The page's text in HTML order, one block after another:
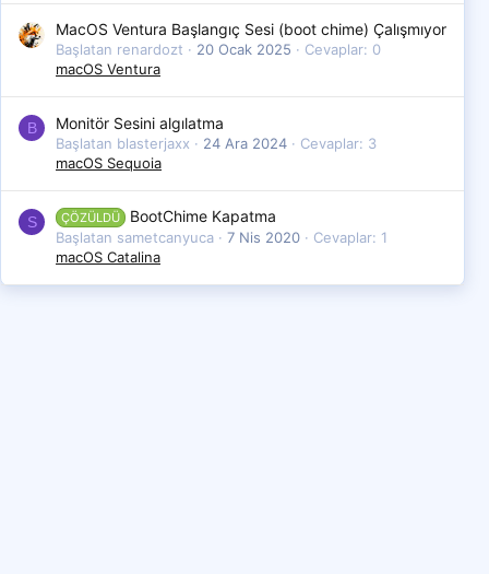
MacOS Ventura Başlangıç Sesi (boot chime) Çalışmıyor
Başlatan renardozt 20 Ocak 2025
Cevaplar: 0
macOS Ventura
B Monitör Sesini algılatma
Başlatan blasterjaxx 24 Ara 2024
Cevaplar: 3
macOS Sequoia
S ÇÖZÜLDÜ BootChime Kapatma
Başlatan sametcanyuca 7 Nis 2020
Cevaplar: 1
macOS Catalina